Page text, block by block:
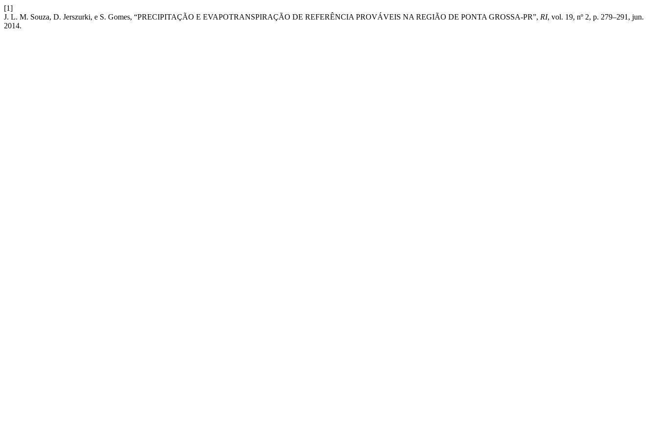
[1]
J. L. M. Souza, D. Jerszurki, e S. Gomes, “PRECIPITAÇÃO E EVAPOTRANSPIRAÇÃO DE REFERÊNCIA PROVÁVEIS NA REGIÃO DE PONTA GROSSA-PR”, RI, vol. 19, nº 2, p. 279–291, jun.
2014.